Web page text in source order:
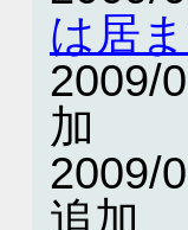
は居
2009/
加
2009/
追加